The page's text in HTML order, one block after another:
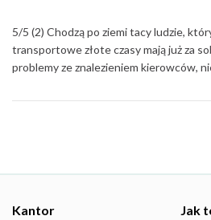
5/5 (2) Chodzą po ziemi tacy ludzie,
transportowe złote czasy mają już za
problemy ze znalezieniem kierowców,
Kantor Jak